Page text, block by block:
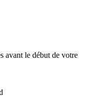
avant le début de votre